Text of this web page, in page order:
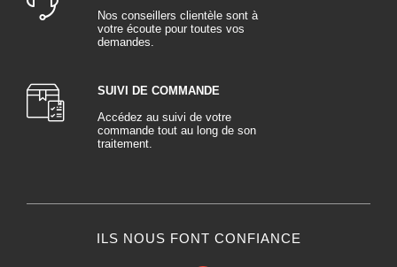
Nos conseillers clientèle sont à
votre écoute pour toutes vos
demandes.
SUIVI DE COMMANDE
Accédez au suivi de votre
commande tout au long de son
traitement.
ILS NOUS FONT CONFIANCE